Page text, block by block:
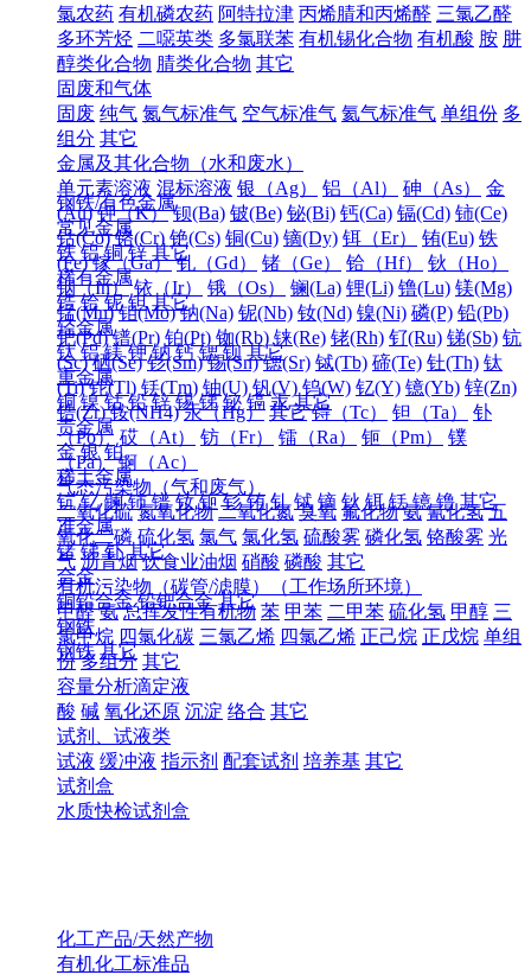
氯农药 有机磷农药 阿特拉津 丙烯腈和丙烯醛 三氯乙醛
多环芳烃 二噁英类 多氯联苯 有机锡化合物 有机酸 胺 肼
醇类化合物 腈类化合物 其它
固废和气体
固废 纯气 氮气标准气 空气标准气 氦气标准气 单组份 多
组分 其它
金属及其化合物（水和废水）
单元素溶液 混标溶液 银（Ag） 铝（Al） 砷（As）
金
(Au) 钾（K） 钡(Ba) 铍(Be) 铋(Bi) 钙(Ca) 镉(Cd) 铈(Ce)
钴(Co) 铬(Cr) 铯(Cs) 铜(Cu) 镝(Dy) 铒（Er） 铕(Eu) 铁
(Fe) 镓（Ga） 钆（Gd） 锗（Ge） 铪（Hf）
钬（Ho）
铟（In） 铱（Ir） 锇（Os） 镧(La) 锂(Li) 镥(Lu) 镁(Mg)
锰(Mn) 钼(Mo) 钠(Na) 铌(Nb) 钕(Nd) 镍(Ni) 磷(P) 铅(Pb)
钯(Pd) 镨(Pr) 铂(Pt) 铷(Rb) 铼(Re) 铑(Rh) 钌(Ru) 锑(Sb) 钪
(Sc) 硒(Se) 钐(Sm) 锡(Sn) 锶(Sr) 铽(Tb) 碲(Te) 钍(Th) 钛
(Ti) 铊(Tl) 铥(Tm) 铀(U) 钒(V) 钨(W) 钇(Y) 镱(Yb) 锌(Zn)
锆(Zr) 铵(NH4) 汞（Hg） 其它 锝（Tc） 钽（Ta）
钋
（Po） 砹（At） 钫（Fr） 镭（Ra） 钷（Pm）
镤
（Pa） 锕（Ac）
气态污染物（气和废气）
二氧化硫 氮氧化物 二氧化氮 臭氧 氟化物 氨 氰化氢 五
氧化二磷 硫化氢 氯气 氯化氢 硫酸雾 磷化氢 铬酸雾 光
气 沥青烟 饮食业油烟 硝酸 磷酸 其它
有机污染物（碳管/滤膜）（工作场所环境）
甲醛 氨 总挥发性有机物 苯 甲苯 二甲苯 硫化氢 甲醇 三
氯甲烷 四氯化碳 三氯乙烯 四氯乙烯 正己烷 正戊烷 单组
份 多组分 其它
容量分析滴定液
酸 碱 氧化还原 沉淀 络合 其它
试剂、试液类
试液 缓冲液 指示剂 配套试剂 培养基 其它
试剂盒
水质快检试剂盒
钢铁/有色金属
常见金属
铁 铝 铜 锌 其它
稀有金属
锆 铪 铌 钽 其它
轻金属
钛 铝 镁 钾 钠 钙 锶 钡 其它
重金属
铜 镍 钴 铅 锌 锡 锑 铋 镉 汞 其它
贵金属
金 银 铂
稀土金属
钪 钇 镧 铈 镨 钕 钷 钐 铕 钆 铽 镝 钬 铒 铥 镱 镥 其它
准金属
锗 锑 钋 其它
合金
铜铅合金 铅钯合金 其它
钢铁
钢铁 其它
化工产品/天然产物
有机化工标准品